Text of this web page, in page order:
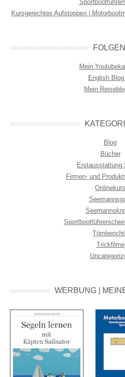
Kursgerechtes Aufstoppen |
Mein
English
Mein
Blog
Bücher
Erstausstattung
Firmen- und
Onlinekurs
Trickfilme
WERBUNG |